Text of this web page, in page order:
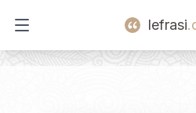
Open main menu
lefrasi